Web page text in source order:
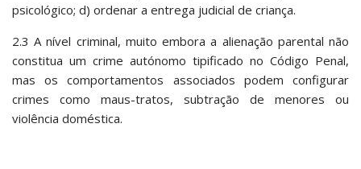
psicológico; d) ordenar a entrega judicial de criança.
2.3 A nível criminal, muito embora a alienação parental não
constitua um crime autónomo tipificado no Código Penal,
mas os comportamentos associados podem configurar
crimes como maus-tratos, subtração de menores ou
violência doméstica.